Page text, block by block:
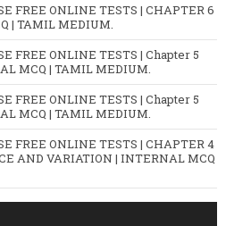
FREE ONLINE TESTS | CHAPTER 6
| TAMIL MEDIUM.
FREE ONLINE TESTS | Chapter 5
MCQ | TAMIL MEDIUM.
FREE ONLINE TESTS | Chapter 5
MCQ | TAMIL MEDIUM.
FREE ONLINE TESTS | CHAPTER 4
AND VARIATION | INTERNAL MCQ